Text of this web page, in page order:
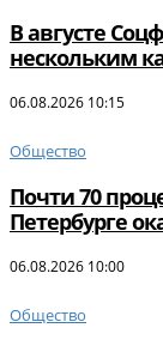
В августе
нескольким
06.08.2026 10:15
Общество
Почти 70
Петербурге
06.08.2026 10:00
Общество